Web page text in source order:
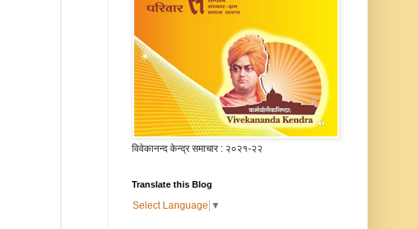
विवेकानन्द केन्द्र समाचार : २०२१-२२
Translate this Blog
Select Language ▼